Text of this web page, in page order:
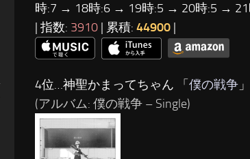
時:7 → 18時:6 → 19時:5 → 20時:5 →
| 指数: 3910 | 累積: 44900 |
4位…神聖かまってちゃん 「僕の戦争 」
(アルバム: 僕の戦争 – Single)